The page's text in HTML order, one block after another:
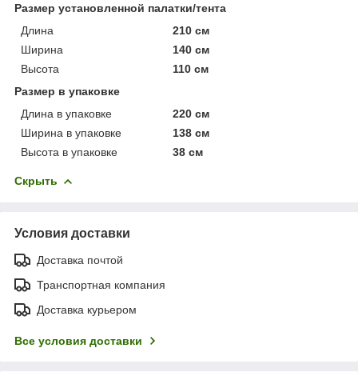
Размер установленной палатки/тента
Длина
210 см
Ширина
140 см
Высота
110 см
Размер в упаковке
Длина в упаковке
220 см
Ширина в упаковке
138 см
Высота в упаковке
38 см
Скрыть
Условия доставки
Доставка почтой
Транспортная компания
Доставка курьером
Все условия доставки